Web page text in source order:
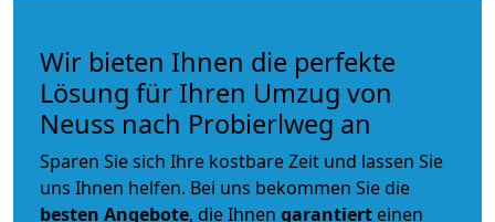
Wir bieten Ihnen die perfekte
Lösung für Ihren Umzug von
Neuss nach Probierlweg an
Sparen Sie sich Ihre kostbare Zeit und lassen Sie
uns Ihnen helfen. Bei uns bekommen Sie die
besten Angebote, die Ihnen garantiert einen